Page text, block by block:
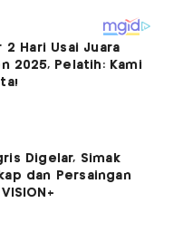
2 Hari Usai Juara
2025, Pelatih: Kami
Digelar, Simak
dan Persaingan